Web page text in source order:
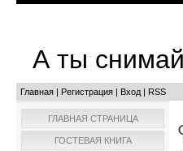
А ты
Главная | Регистрация | Вход | RSS
ГЛАВНАЯ СТРАНИЦА
ГОСТЕВАЯ КНИГА